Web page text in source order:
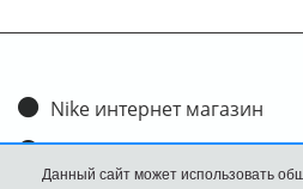
Nike интернет магазин
Доставка и оплата
Данный сайт может использовать